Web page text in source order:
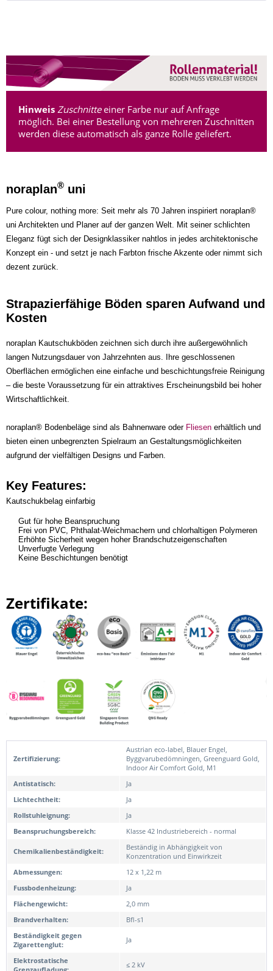
Hinweis Zuschnitteeiner Farbe nur auf Anfrage
möglich. Bei einer Bestellung von mehreren Zuschnitten
werden diese automatisch als ganze Rolle geliefert.
noraplan® uni
Pure colour, nothing more: Seit mehr als 70 Jahren inspiriert noraplan®
uni Architekten und Planer auf der ganzen Welt. Mit seiner schlichten
Eleganz fügt sich der Designklassiker nahtlos in jedes architektonische
Konzept ein - und setzt je nach Farbton frische Akzente oder nimmt sich
dezent zurück.
Strapazierfähige Böden sparen Aufwand und
Kosten
noraplan Kautschukböden zeichnen sich durch ihre außergewöhnlich
langen Nutzungsdauer von Jahrzehnten aus. Ihre geschlossenen
Oberflächen ermöglichen eine einfache und beschichtungsfreie Reinigung
– die beste Voraussetzung für ein attraktives Erscheinungsbild bei hoher
Wirtschaftlichkeit.
noraplan® Bodenbeläge sind als Bahnenware oder Fliesen erhältlich und
bieten einen unbegrenzten Spielraum an Gestaltungsmöglichkeiten
aufgrund der vielfältigen Designs und Farben.
Key Features:
Kautschukbelag einfarbig
Gut für hohe Beanspruchung
Frei von PVC, Phthalat-Weichmachern und chlorhaltigen Polymeren
Erhöhte Sicherheit wegen hoher Brandschutzeigenschaften
Unverfugte Verlegung
Keine Beschichtungen benötigt
Zertifikate:
Zertifizierung:
Austrian eco-label, Blauer Engel,
Byggvarubedömningen, Greenguard Gold,
Indoor Air Comfort Gold, M1
Antistatisch:
Ja
Lichtechtheit:
Ja
Rollstuhleignung:
Ja
Beanspruchungsbereich:
Klasse 42 Industriebereich - normal
Chemikalienbeständigkeit:
Beständig in Abhängigkeit von
Konzentration und Einwirkzeit
Abmessungen:
12 x 1,22 m
Fussbodenheizung:
Ja
Flächengewicht:
2,0 mm
Brandverhalten:
Bfl-s1
Beständigkeit gegen
Zigarettenglut:
Ja
Elektrostatische
≤ 2 kV